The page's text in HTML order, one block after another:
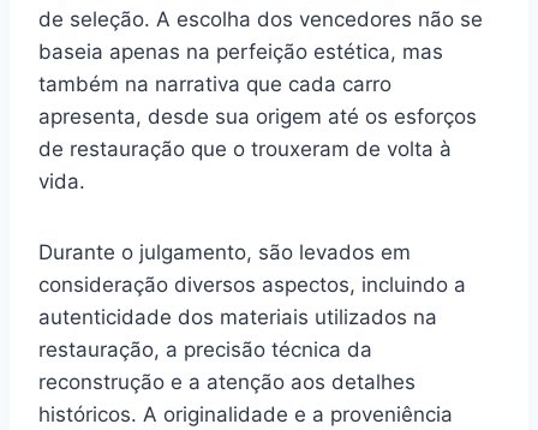
de seleção. A escolha dos vencedores não se
baseia apenas na perfeição estética, mas
também na narrativa que cada carro
apresenta, desde sua origem até os esforços
de restauração que o trouxeram de volta à
vida.
Durante o julgamento, são levados em
consideração diversos aspectos, incluindo a
autenticidade dos materiais utilizados na
restauração, a precisão técnica da
reconstrução e a atenção aos detalhes
históricos. A originalidade e a proveniência